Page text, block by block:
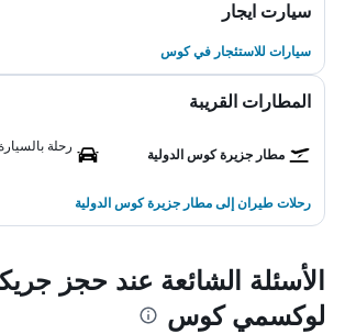
سيارت ايجار
سيارات للاستئجار في كوس
المطارات القريبة
مطار جزيرة كوس الدولية
رحلة بالسيارة إلى 39
رحلات طيران إلى مطار جزيرة كوس الدولية
الأسئلة الشائعة عند حجز
لوكسمي كوس